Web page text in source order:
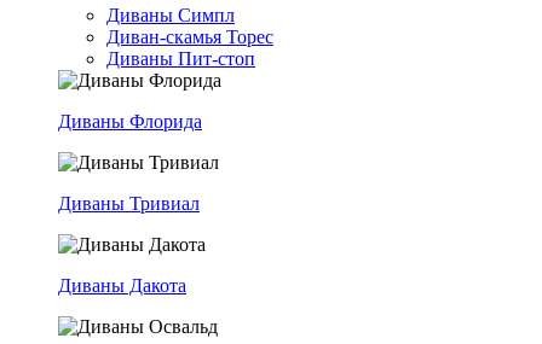
Диваны Симпл
Диван-скамья Торес
Диваны Пит-стоп
Диваны Флорида
Диваны Тривиал
Диваны Дакота